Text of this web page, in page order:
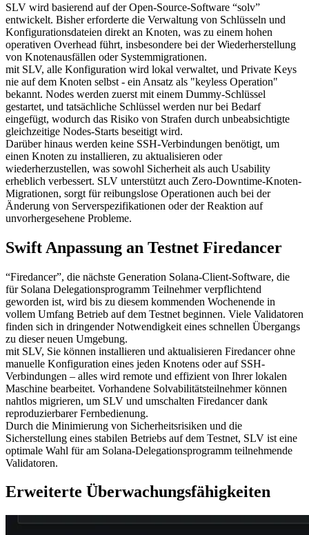
SLV wird basierend auf der Open-Source-Software “solv”
entwickelt. Bisher erforderte die Verwaltung von Schlüsseln und
Konfigurationsdateien direkt an Knoten, was zu einem hohen
operativen Overhead führt, insbesondere bei der Wiederherstellung
von Knotenausfällen oder Systemmigrationen.
mit SLV, alle Konfiguration wird lokal verwaltet, und Private Keys
nie auf dem Knoten selbst - ein Ansatz als "keyless Operation"
bekannt. Nodes werden zuerst mit einem Dummy-Schlüssel
gestartet, und tatsächliche Schlüssel werden nur bei Bedarf
eingefügt, wodurch das Risiko von Strafen durch unbeabsichtigte
gleichzeitige Nodes-Starts beseitigt wird.
Darüber hinaus werden keine SSH-Verbindungen benötigt, um
einen Knoten zu installieren, zu aktualisieren oder
wiederherzustellen, was sowohl Sicherheit als auch Usability
erheblich verbessert. SLV unterstützt auch Zero-Downtime-Knoten-
Migrationen, sorgt für reibungslose Operationen auch bei der
Änderung von Serverspezifikationen oder der Reaktion auf
unvorhergesehene Probleme.
Swift Anpassung an Testnet Firedancer
“Firedancer”, die nächste Generation Solana-Client-Software, die
für Solana Delegationsprogramm Teilnehmer verpflichtend
geworden ist, wird bis zu diesem kommenden Wochenende in
vollem Umfang Betrieb auf dem Testnet beginnen. Viele Validatoren
finden sich in dringender Notwendigkeit eines schnellen Übergangs
zu dieser neuen Umgebung.
mit SLV, Sie können installieren und aktualisieren Firedancer ohne
manuelle Konfiguration eines jeden Knotens oder auf SSH-
Verbindungen – alles wird remote und effizient von Ihrer lokalen
Maschine bearbeitet. Vorhandene Solvabilitätsteilnehmer können
nahtlos migrieren, um SLV und umschalten Firedancer dank
reproduzierbarer Fernbedienung.
Durch die Minimierung von Sicherheitsrisiken und die
Sicherstellung eines stabilen Betriebs auf dem Testnet, SLV ist eine
optimale Wahl für am Solana-Delegationsprogramm teilnehmende
Validatoren.
Erweiterte Überwachungsfähigkeiten